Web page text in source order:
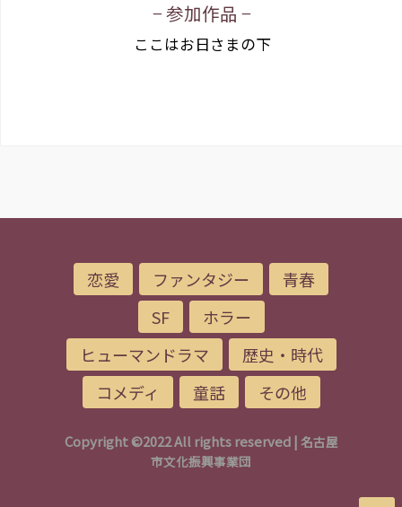
− 参加作品 −
ここはお日さまの下
恋愛 ファンタジー
青春
SF
ホラー
ヒューマンドラマ
歴史・時代
コメディ
童話 その他
Copyright ©2022 All rights reserved | 名古屋
市文化振興事業団